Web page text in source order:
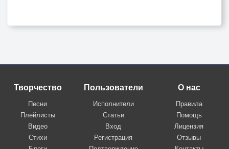
Творчество
Песни
Плейлисты
Видео
Стихи
Пользователи
Исполнители
Статьи
Вход
Регистрация
О нас
Правила
Помощь
Лицензия
Отзывы